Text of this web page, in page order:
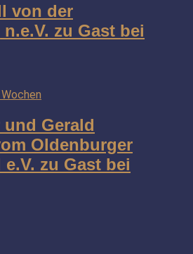
von der
zu Gast bei
und Gerald
Oldenburger
zu Gast bei